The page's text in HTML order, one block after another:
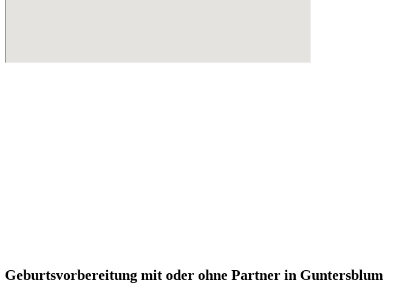
Geburtsvorbereitung mit oder ohne Partner in Guntersblum